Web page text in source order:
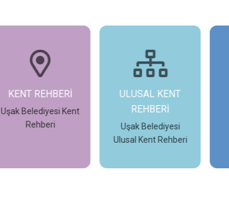
KENT REHBERİ
Uşak Belediyesi Kent
Rehberi
ULUSAL KENT
REHBERİ
Uşak Belediyesi
Ulusal Kent Rehberi